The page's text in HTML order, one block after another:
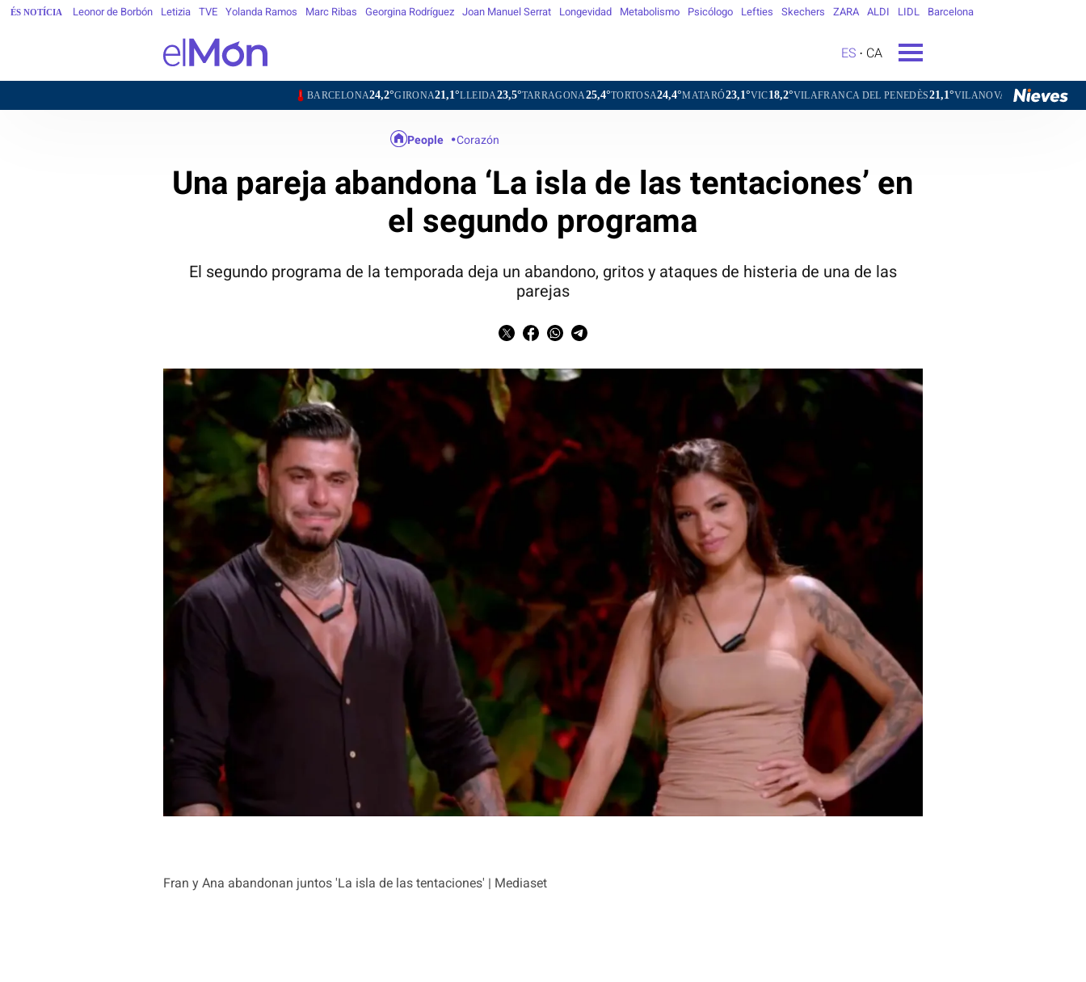
ÉS NOTÍCIA Leonor de Borbón Letizia TVE Yolanda Ramos Marc Ribas Georgina Rodríguez Joan Manuel Serrat Longevidad Metabolismo Psicólogo Lefties Skechers ZARA ALDI LIDL Barcelona
ES CA
24,2°GIRONA21,1°LLEIDA23,5°TARRAGONA25,4°TORTOSA24,4°MATARÓ23,1°VIC18,2°VILAFRANCA DEL PENEDÈS21,1°VILANOVA I LA GELTRÚ23,9°LA SEU
Fran y Ana abandonan juntos 'La isla de las tentaciones' | Mediaset
People Corazón
Una pareja abandona ‘La isla de las tentaciones’ en
el segundo programa
El segundo programa de la temporada deja un abandono, gritos y ataques de histeria de una de las
parejas